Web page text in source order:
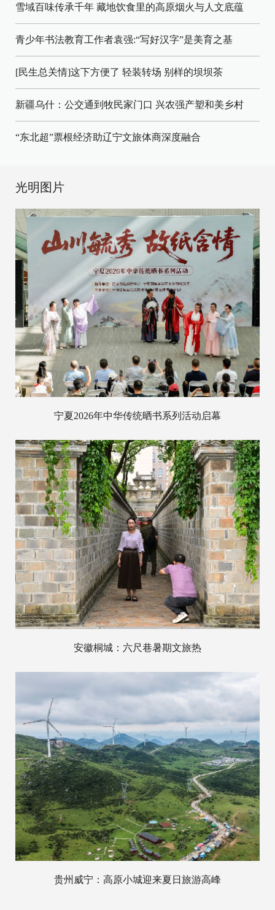
雪域百味传承千年 藏地饮食里的高原烟火与人文底蕴
青少年书法教育工作者袁强:“写好汉字”是美育之基
[民生总关情]这下方便了 轻装转场 别样的坝坝茶
新疆乌什：公交通到牧民家门口 兴农强产塑和美乡村
“东北超”票根经济助辽宁文旅体商深度融合
光明图片
宁夏2026年中华传统晒书系列活动启幕
安徽桐城：六尺巷暑期文旅热
贵州威宁：高原小城迎来夏日旅游高峰